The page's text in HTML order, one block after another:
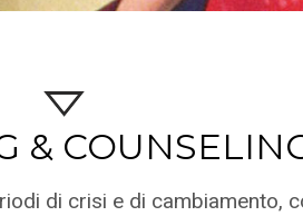
&
di crisi e di cambiamento,